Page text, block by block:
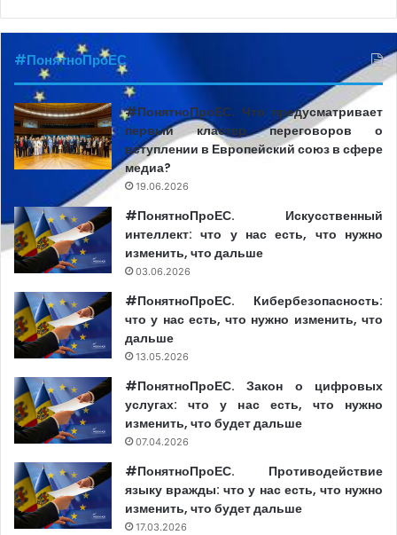
поставщиков из критически важных секторов;
Национальная программа кибербезопасности на
2026–2030 годы;
Положение о координированном раскрытии
уязвимостей;
Положение о реагировании на киберинциденты и
киберкризисы.
ЧЕГО ТРЕБУЕТ ЕС?
Европейский союз требует от государств-членов и
стран-кандидатов развивать устойчивые системы
кибербезопасности, способные защищать критическую
инфраструктуру, основные услуги и данные
пользователей. Главным законодательным
инструментом в этой области является Директива NIS
2, устанавливающая общие требования к безопасности
сетей и информационных систем.
NIS 2 расширяет обязательства в сфере
кибербезопасности на большее число секторов и
субъектов, признанных существенными или важными.
#ПонятноПроЕС
#ПонятноПроЕС. Что предусматривает
первый кластер переговоров о
вступлении в Европейский союз в сфере
медиа?
19.06.2026
#ПонятноПроЕС. Искусственный
интеллект: что у нас есть, что нужно
изменить, что дальше
03.06.2026
#ПонятноПроЕС. Кибербезопасность:
что у нас есть, что нужно изменить, что
дальше
13.05.2026
#ПонятноПроЕС. Закон о цифровых
услугах: что у нас есть, что нужно
изменить, что будет дальше
07.04.2026
#ПонятноПроЕС. Противодействие
языку вражды: что у нас есть, что нужно
изменить, что будет дальше
17.03.2026